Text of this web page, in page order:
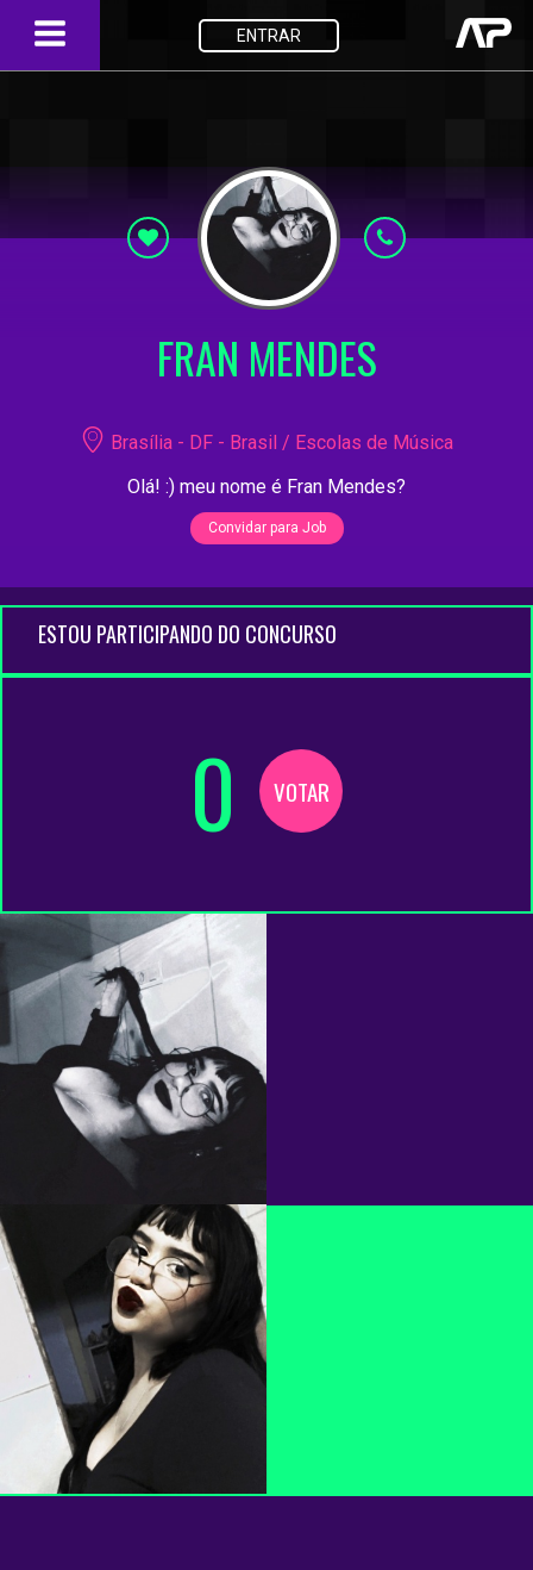
ENTRAR
FRAN MENDES
Brasília - DF - Brasil / Escolas de Música
Olá! :) meu nome é Fran Mendes?
Convidar para Job
ESTOU PARTICIPANDO DO CONCURSO
0 VOTAR